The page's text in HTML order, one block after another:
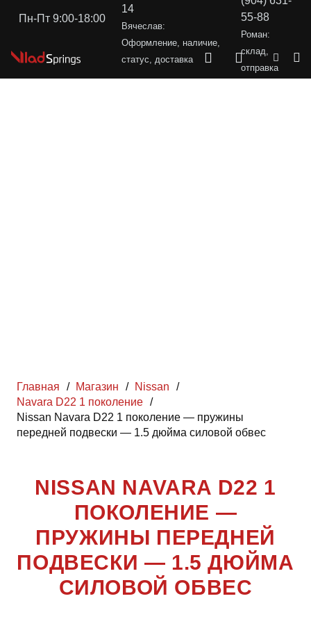
Пн-Пт 9:00-18:00
14
Вячеслав:
Оформление, наличие,
статус, доставка
55-88
Роман:
склад,
отправка
Главная / Магазин / Nissan
/
Navara D22 1 поколение /
Nissan Navara D22 1 поколение — пружины
передней подвески — 1.5 дюйма силовой обвес
NISSAN NAVARA D22 1
ПОКОЛЕНИЕ —
ПРУЖИНЫ ПЕРЕДНЕЙ
ПОДВЕСКИ — 1.5 ДЮЙМА
СИЛОВОЙ ОБВЕС